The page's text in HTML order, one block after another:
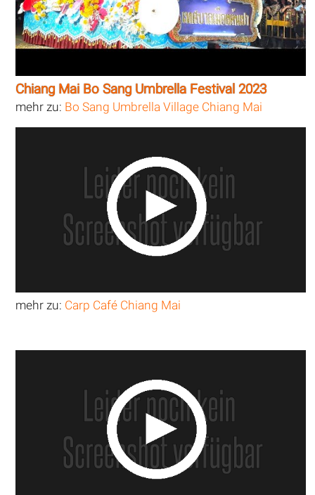
Chiang Mai Bo Sang Umbrella Festival 2023
mehr zu: Bo Sang Umbrella Village Chiang Mai
mehr zu: Carp Café Chiang Mai